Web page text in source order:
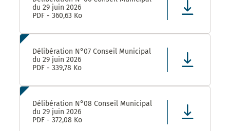
du 29 juin 2026
PDF - 360,63 Ko
Délibération N°07 Conseil Municipal
du 29 juin 2026
PDF - 339,78 Ko
Délibération N°08 Conseil Municipal
du 29 juin 2026
PDF - 372,08 Ko